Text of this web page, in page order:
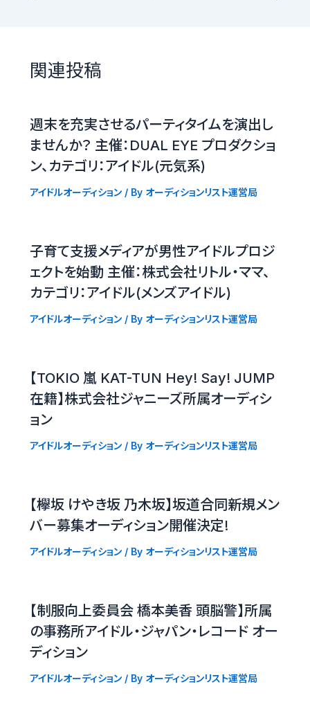
関連投稿
週末を充実させるパーティタイムを演出し
ませんか？ 主催：DUAL EYE プロダクショ
ン、カテゴリ：アイドル(元気系)
アイドルオーディション/ By オーディションリスト運営局
子育て支援メディアが男性アイドルプロジ
ェクトを始動 主催：株式会社リトル・ママ、
カテゴリ：アイドル(メンズアイドル)
アイドルオーディション/ By オーディションリスト運営局
【TOKIO 嵐 KAT-TUN Hey! Say! JUMP
在籍】株式会社ジャニーズ所属オーディシ
ョン
アイドルオーディション/ By オーディションリスト運営局
【欅坂 けやき坂 乃木坂】坂道合同新規メン
バー募集オーディション開催決定!
アイドルオーディション/ By オーディションリスト運営局
【制服向上委員会 橋本美香 頭脳警】所属
の事務所アイドル・ジャパン・レコード オー
ディション
アイドルオーディション/ By オーディションリスト運営局